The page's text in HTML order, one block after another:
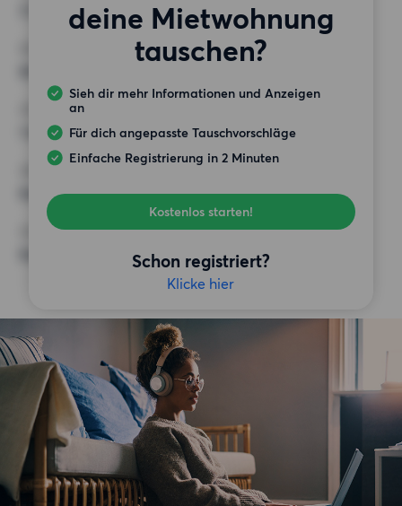
deine Mietwohnung
tauschen?
Sieh dir mehr Informationen und Anzeigen
an
Für dich angepasste Tauschvorschläge
Einfache Registrierung in 2 Minuten
Kostenlos starten!
Schon registriert?
Klicke hier
3 Zimmer
MINDESTANZAHL AN QUADRATMETERN
HÖCHSTMIETE (KALTMIETE)
1 400 EUR
Keine besonderen Anforderungen
SONSTIGE PRÄFERENZEN
Keine bestimmten Präferenzen